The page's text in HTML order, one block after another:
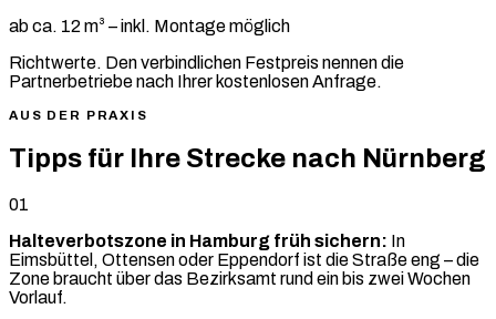
ab ca. 12 m³ – inkl. Montage möglich
Richtwerte. Den verbindlichen Festpreis nennen die
Partnerbetriebe nach Ihrer kostenlosen Anfrage.
AUS DER PRAXIS
Tipps für Ihre Strecke nach Nürnberg
01
Halteverbotszone in Hamburg früh sichern: In
Eimsbüttel, Ottensen oder Eppendorf ist die Straße eng – die
Zone braucht über das Bezirksamt rund ein bis zwei Wochen
Vorlauf.